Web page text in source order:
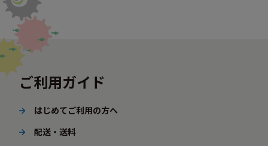
ご利用ガイド
はじめてご利用の方へ
配送・送料